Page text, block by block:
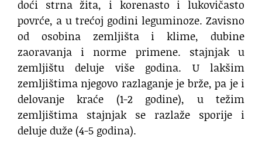
doći strna žita, i korenasto i lukovičasto
povrće, a u trećoj godini leguminoze. Zavisno
od osobina zemljišta i klime, dubine
zaoravanja i norme primene. stajnjak u
zemljištu deluje više godina. U lakšim
zemljištima njegovo razlaganje je brže, pa je i
delovanje kraće (1-2 godine), u težim
zemljištima stajnjak se razlaže sporije i
deluje duže (4-5 godina).